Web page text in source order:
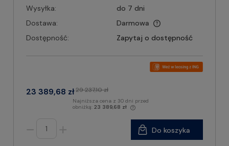
Wysyłka:
do 7 dni
Dostawa:
Darmowa
Dostępność:
Zapytaj o dostępność
23 389,68 zł29 237,10 zł
Najniższa cena z 30 dni przed
obniżką: 23 389,68 zł
Do koszyka